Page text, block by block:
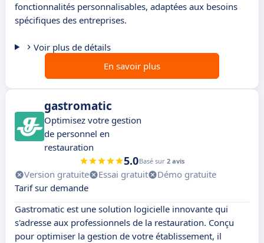
fonctionnalités personnalisables, adaptées aux besoins
spécifiques des entreprises.
Voir plus de détails
En savoir plus
gastromatic
Optimisez votre gestion
de personnel en
restauration
5.0Basé sur 2 avis
Version gratuite Essai gratuit
Démo gratuite
Tarif sur demande
Gastromatic est une solution logicielle innovante qui
s'adresse aux professionnels de la restauration. Conçu
pour optimiser la gestion de votre établissement, il